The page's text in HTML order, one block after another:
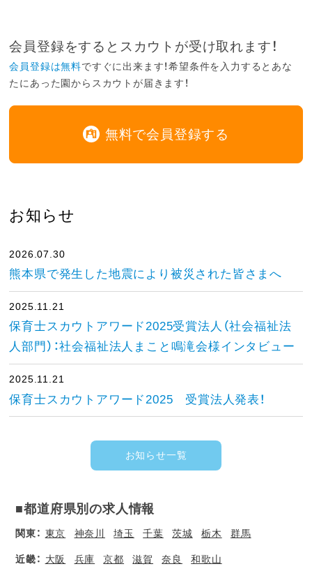
会員登録をするとスカウトが受け取れます！
会員登録は無料ですぐに出来ます！希望条件を入力するとあな
たにあった園からスカウトが届きます！
無料で会員登録する
お知らせ
2026.07.30
熊本県で発生した地震により被災された皆さまへ
2025.11.21
保育士スカウトアワード2025受賞法人（社会福祉法
人部門）：社会福祉法人まこと鳴滝会様インタビュー
2025.11.21
保育士スカウトアワード2025 受賞法人発表！
お知らせ一覧
■都道府県別の求人情報
関東： 東京 神奈川 埼玉 千葉 茨城 栃木 群馬
近畿： 大阪 兵庫 京都 滋賀 奈良 和歌山